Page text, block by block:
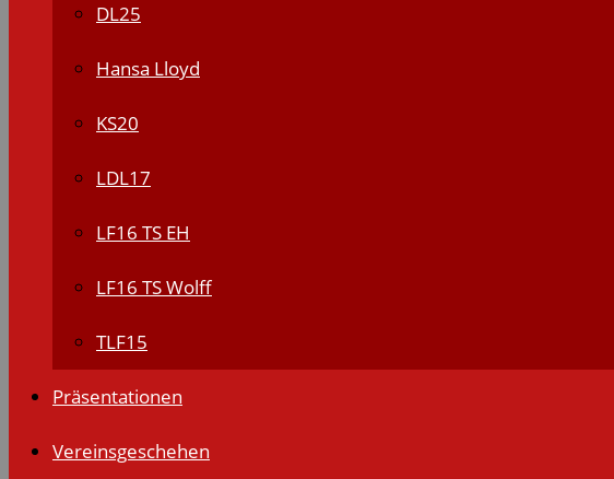
DL25
Hansa Lloyd
KS20
LDL17
LF16 TS EH
LF16 TS Wolff
TLF15
Präsentationen
Vereinsgeschehen